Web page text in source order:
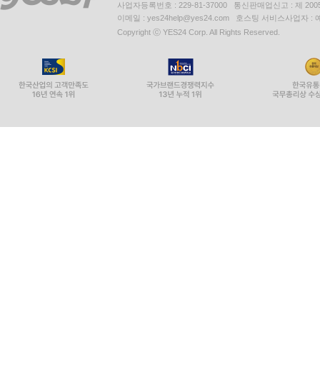
사업자등록번호 : 229-81-37000 통신판매업신고 : 제
이메일 : yes24help@yes24.com 호스팅 서비스사업자 :
Copyright ⓒ YES24 Corp. All Rights Reserved.